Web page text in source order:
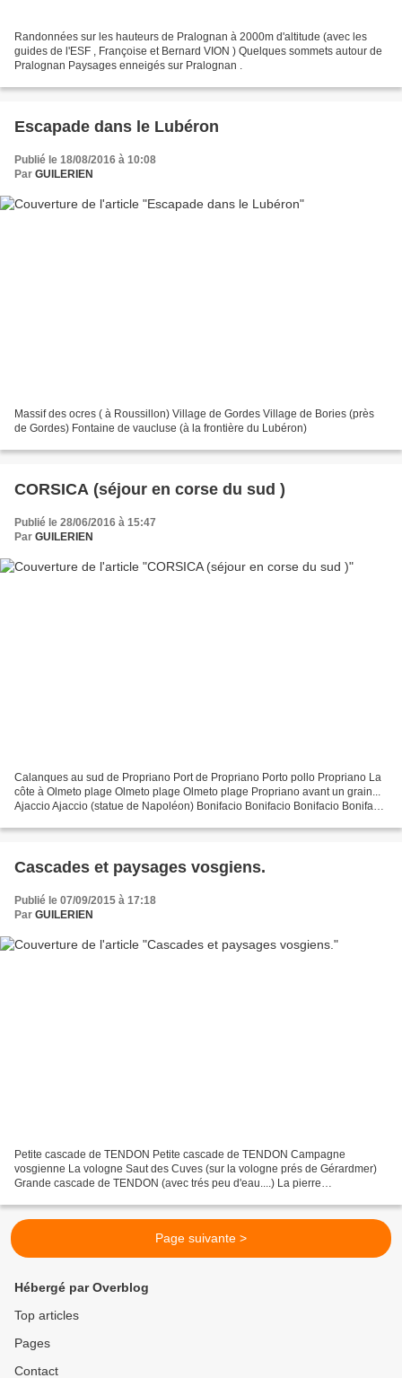
Randonnées sur les hauteurs de Pralognan à 2000m d'altitude (avec les
guides de l'ESF , Françoise et Bernard VION ) Quelques sommets autour de
Pralognan Paysages enneigés sur Pralognan .
Escapade dans le Lubéron
Publié le 18/08/2016 à 10:08
Par GUILERIEN
Massif des ocres ( à Roussillon) Village de Gordes Village de Bories (près
de Gordes) Fontaine de vaucluse (à la frontière du Lubéron)
CORSICA (séjour en corse du sud )
Publié le 28/06/2016 à 15:47
Par GUILERIEN
Calanques au sud de Propriano Port de Propriano Porto pollo Propriano La
côte à Olmeto plage Olmeto plage Olmeto plage Propriano avant un grain...
Ajaccio Ajaccio (statue de Napoléon) Bonifacio Bonifacio Bonifacio Bonifacio
Cascades et paysages vosgiens.
Publié le 07/09/2015 à 17:18
Par GUILERIEN
Petite cascade de TENDON Petite cascade de TENDON Campagne
vosgienne La vologne Saut des Cuves (sur la vologne prés de Gérardmer)
Grande cascade de TENDON (avec trés peu d'eau....) La pierre
Page suivante >
Hébergé par Overblog
Top articles
Pages
Contact